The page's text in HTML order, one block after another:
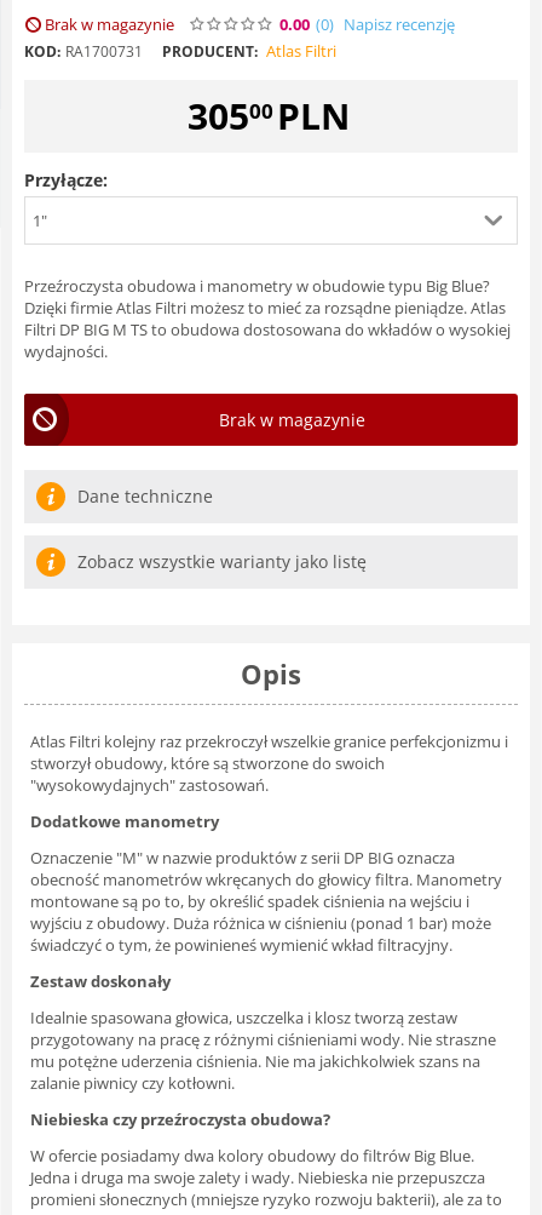
Brak w magazynie 0.00 (0) Napisz recenzję
KOD: RA1700731 PRODUCENT: Atlas Filtri
30500 PLN
Przyłącze:
1"
Przeźroczysta obudowa i manometry w obudowie typu Big Blue?
Dzięki firmie Atlas Filtri możesz to mieć za rozsądne pieniądze. Atlas
Filtri DP BIG M TS to obudowa dostosowana do wkładów o wysokiej
wydajności.
Brak w magazynie
Dane techniczne
Zobacz wszystkie warianty jako listę
Opis
Atlas Filtri kolejny raz przekroczył wszelkie granice perfekcjonizmu i
stworzył obudowy, które są stworzone do swoich
"wysokowydajnych" zastosowań.
Dodatkowe manometry
Oznaczenie "M" w nazwie produktów z serii DP BIG oznacza
obecność manometrów wkręcanych do głowicy filtra. Manometry
montowane są po to, by określić spadek ciśnienia na wejściu i
wyjściu z obudowy. Duża różnica w ciśnieniu (ponad 1 bar) może
świadczyć o tym, że powinieneś wymienić wkład filtracyjny.
Zestaw doskonały
Idealnie spasowana głowica, uszczelka i klosz tworzą zestaw
przygotowany na pracę z różnymi ciśnieniami wody. Nie straszne
mu potężne uderzenia ciśnienia. Nie ma jakichkolwiek szans na
zalanie piwnicy czy kotłowni.
Niebieska czy przeźroczysta obudowa?
W ofercie posiadamy dwa kolory obudowy do filtrów Big Blue.
Jedna i druga ma swoje zalety i wady. Niebieska nie przepuszcza
promieni słonecznych (mniejsze ryzyko rozwoju bakterii), ale za to